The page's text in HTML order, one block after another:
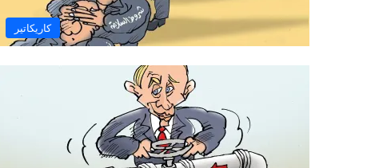
كاريكاتير